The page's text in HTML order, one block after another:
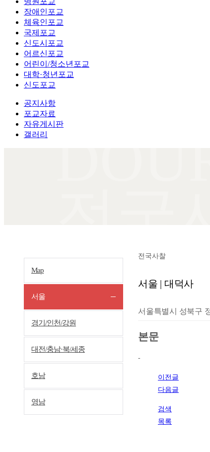
장애인포교
체육인포교
국제포교
신도시포교
어르신포교
어린이/청소년포교
대학·청년포교
신도포교
공지사항
포교자료
자유게시판
갤러리
전
Map
서울
경기/인천/강원
대전/충남·북/세종
호남
영남
전국사찰
서울 | 대덕사
서울특별시 성북구
본문
-
이전글
다음글
검색
목록